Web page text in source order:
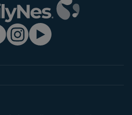
1. trymestr ciąży